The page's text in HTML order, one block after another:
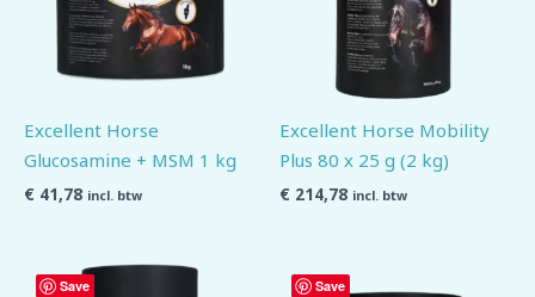
Excellent Horse
Glucosamine + MSM 1 kg
€ 41,78 incl. btw
Excellent Horse Mobility
Plus 80 x 25 g (2 kg)
€ 214,78 incl. btw
Save Save